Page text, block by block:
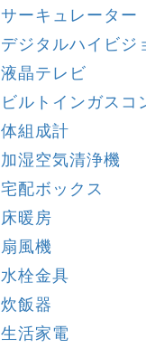
サーキュレーター
デジタルハイビジ
液晶テレビ
ビルトインガスコ
体組成計
加湿空気清浄機
宅配ボックス
床暖房
扇風機
水栓金具
炊飯器
生活家電